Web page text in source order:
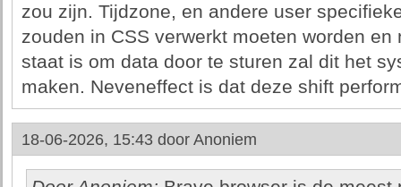
zou zijn. Tijdzone, en andere user
zouden in CSS verwerkt moeten worden
staat is om data door te sturen zal dit het
maken. Neveneffect is dat deze shift
18-06-2026, 15:43 door Anoniem